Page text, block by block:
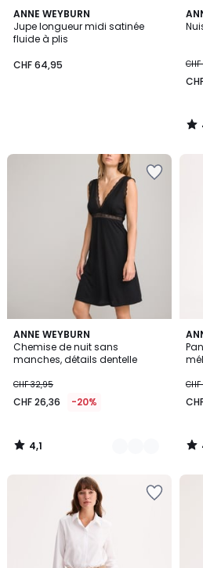
ANNE WEYBURN
Jupe longueur midi satinée
fluide à plis
CHF 64,95
/
/
ANNE WEYBURN
Chemise de nuit sans
manches, détails dentelle
CHF 32,95
CHF 26,36 -20%
4,1
/ 5
2
Couleurs
4,1
/
/
/